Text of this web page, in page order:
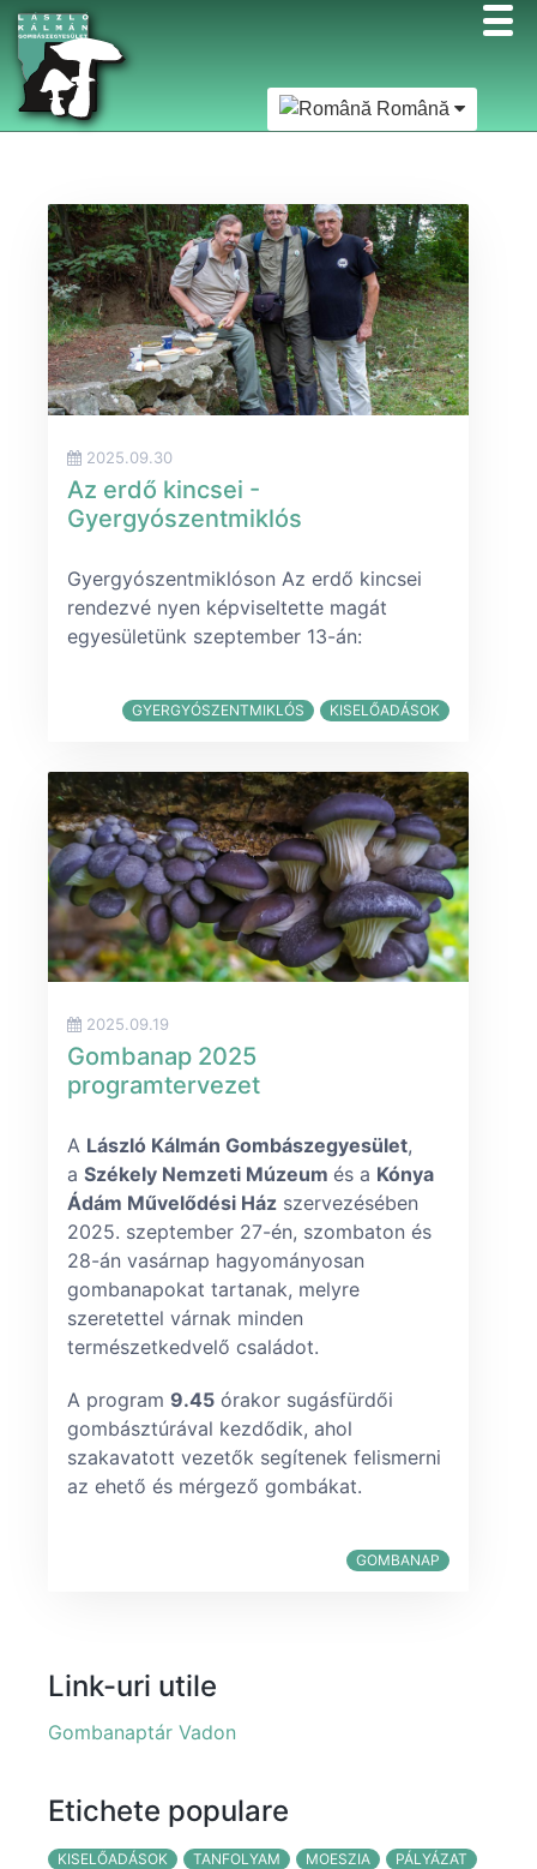
Română
2025.09.30
Az erdő kincsei -
Gyergyószentmiklós
Gyergyószentmiklóson Az erdő kincsei
rendezvé nyen képviseltette magát
egyesületünk szeptember 13-án:
GYERGYÓSZENTMIKLÓS KISELŐADÁSOK
2025.09.19
Gombanap 2025
programtervezet
A László Kálmán Gombászegyesület,
a Székely Nemzeti Múzeum és a Kónya
Ádám Művelődési Ház szervezésében
2025. szeptember 27-én, szombaton és
28-án vasárnap hagyományosan
gombanapokat tartanak, melyre
szeretettel várnak minden
természetkedvelő családot.
A program 9.45 órakor sugásfürdői
gombásztúrával kezdődik, ahol
szakavatott vezetők segítenek felismerni
az ehető és mérgező gombákat.
GOMBANAP
Link-uri utile
Gombanaptár Vadon
Etichete populare
KISELŐADÁSOK TANFOLYAM MOESZIA
PÁLYÁZAT